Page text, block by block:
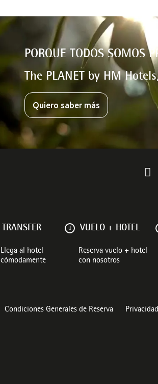
PORQUE TODOS SOMOS
The PLANET by HM
Quiero saber más
TRANSFER
Llega al hotel
cómodamente
VUELO + HOTEL
Reserva vuelo + hotel
con nosotros
Condiciones Generales de Reserva Privacidad